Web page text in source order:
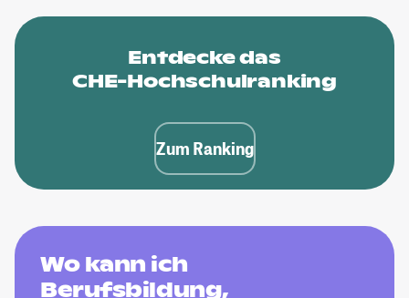
Entdecke das
CHE-Hochschulranking
Zum Ranking
Wo kann ich
Berufsbildung,